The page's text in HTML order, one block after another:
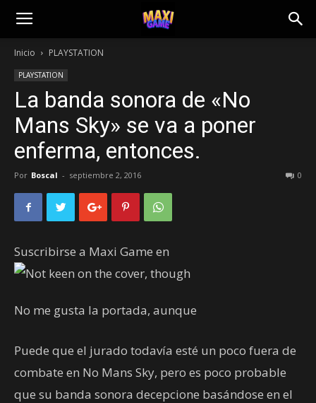
Inicio PLAYSTATION
PLAYSTATION
La banda sonora de «No
Mans Sky» se va a poner
enferma, entonces.
Por Boscal - septiembre 2, 2016 0
Suscribirse a Maxi Game en
No me gusta la portada, aunque
Puede que el jurado todavía esté un poco fuera de
combate en No Mans Sky, pero es poco probable
que su banda sonora decepcione basándose en el